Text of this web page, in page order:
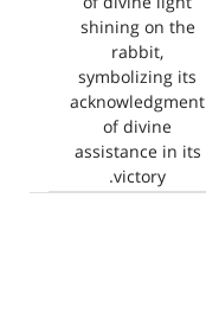
shining on the
rabbit,
symbolizing its
acknowledgment
of divine
assistance in its
victory.